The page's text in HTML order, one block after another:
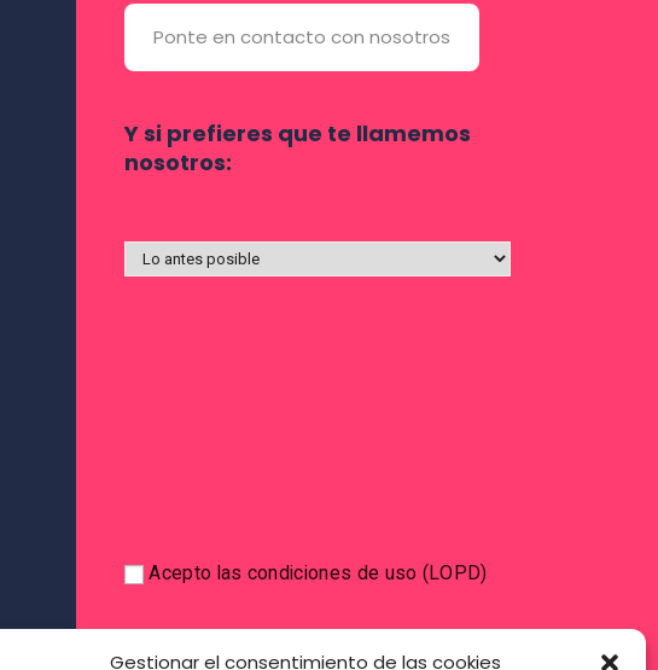
Gestionar el consentimiento de las cookies
Ponte en contacto con nosotros
Y si prefieres que te llamemos
nosotros:
Acepto las condiciones de uso (LOPD)